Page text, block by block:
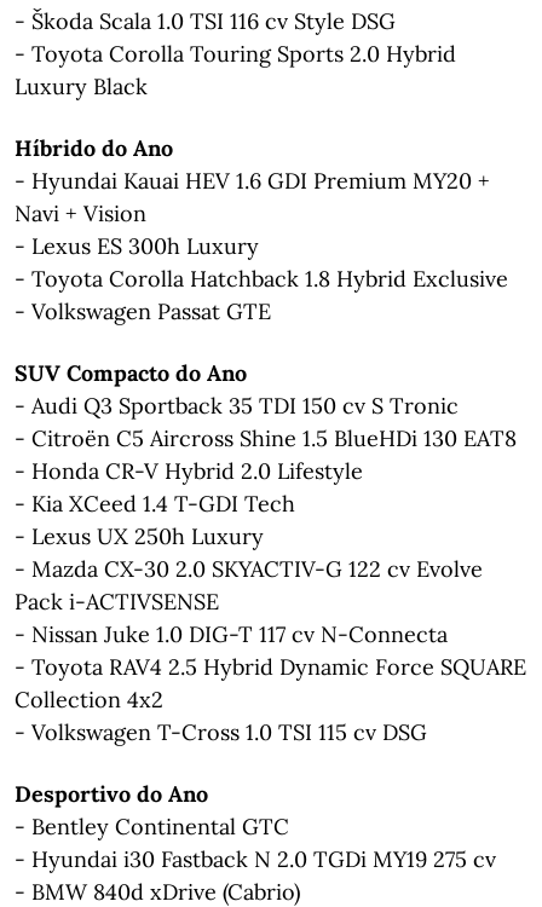
- Škoda Scala 1.0 TSI 116 cv Style DSG
- Toyota Corolla Touring Sports 2.0 Hybrid
Luxury Black
Híbrido do Ano
- Hyundai Kauai HEV 1.6 GDI Premium MY20 +
Navi + Vision
- Lexus ES 300h Luxury
- Toyota Corolla Hatchback 1.8 Hybrid Exclusive
- Volkswagen Passat GTE
SUV Compacto do Ano
- Audi Q3 Sportback 35 TDI 150 cv S Tronic
- Citroën C5 Aircross Shine 1.5 BlueHDi 130 EAT8
- Honda CR-V Hybrid 2.0 Lifestyle
- Kia XCeed 1.4 T-GDI Tech
- Lexus UX 250h Luxury
- Mazda CX-30 2.0 SKYACTIV-G 122 cv Evolve
Pack i-ACTIVSENSE
- Nissan Juke 1.0 DIG-T 117 cv N-Connecta
- Toyota RAV4 2.5 Hybrid Dynamic Force SQUARE
Collection 4x2
- Volkswagen T-Cross 1.0 TSI 115 cv DSG
Desportivo do Ano
- Bentley Continental GTC
- Hyundai i30 Fastback N 2.0 TGDi MY19 275 cv
- BMW 840d xDrive (Cabrio)